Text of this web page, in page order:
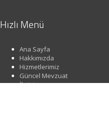
Hızlı Menü
Ana Sayfa
Hakkımızda
Hizmetlerimiz
Güncel Mevzuat
İletişim